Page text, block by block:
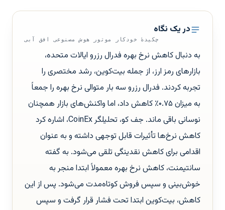
در یک نگاه
چکیدهٔ خودکار موتور هوش مصنوعی افق آبی
به دنبال کاهش نرخ بهره فدرال رزرو ایالات متحده،
بازارهای رمز ارز، از جمله بیت‌کوین، رشد مختصری را
تجربه کردند. فدرال رزرو سه بار متوالی نرخ بهره را جمعاً
به میزان ۰.۷۵٪ کاهش داد، اما واکنش‌های بازار همچنان
نوسانی باقی ماند. جف کو، تحلیلگر CoinEx، اشاره کرد
کاهش نرخ‌ها تأثیرات قابل توجهی داشته و به عنوان
اقدامی برای کاهش نقدینگی تلقی می‌شود. به گفته
سانتیمنت، کاهش نرخ بهره معمولاً ابتدا منجر به
خوش‌بینی و سپس فروش کوتاه‌مدت می‌شود. پس از این
کاهش، بیت‌کوین ابتدا تحت فشار قرار گرفت و سپس